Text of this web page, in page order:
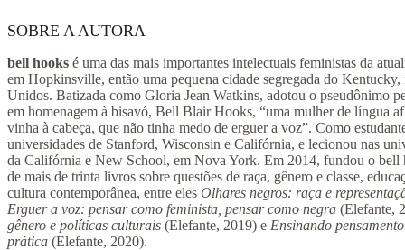
SOBRE A AUTORA
bell hooks é uma das mais importantes intelectuais feministas da
em Hopkinsville, então uma pequena cidade segregada do Kentucky,
Unidos. Batizada como Gloria Jean Watkins, adotou o pseudônimo
em homenagem à bisavó, Bell Blair Hooks, “uma mulher de língua
vinha à cabeça, que não tinha medo de erguer a voz”. Como
universidades de Stanford, Wisconsin e Califórnia, e lecionou nas
da Califórnia e New School, em Nova York. Em 2014, fundou o bell
de mais de trinta livros sobre questões de raça, gênero e classe,
cultura contemporânea, entre eles Olhares negros: raça e
Erguer a voz: pensar como feminista, pensar como negra (Elefante,
gênero e políticas culturais (Elefante, 2019) e Ensinando
prática (Elefante, 2020).